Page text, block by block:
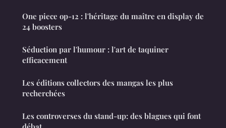
One piece op-12 : l'héritage du maître en display de
24 boosters
Séduction par l'humour : l'art de taquiner
efficacement
Les éditions collectors des mangas les plus
recherchées
Les controverses du stand-up: des blagues qui font